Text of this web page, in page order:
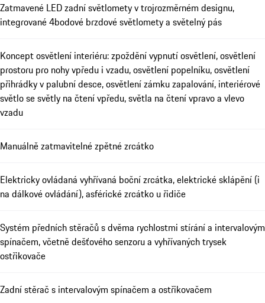
Zatmavené LED zadní světlomety v trojrozměrném designu,
integrované 4bodové brzdové světlomety a světelný pás
Koncept osvětlení interiéru: zpoždění vypnutí osvětlení, osvětlení
prostoru pro nohy vpředu i vzadu, osvětlení popelníku, osvětlení
přihrádky v palubní desce, osvětlení zámku zapalování, interiérové
světlo se světly na čtení vpředu, světla na čtení vpravo a vlevo
vzadu
Manuálně zatmavitelné zpětné zrcátko
Elektricky ovládaná vyhřívaná boční zrcátka, elektrické sklápění (i
na dálkové ovládání), asférické zrcátko u řidiče
Systém předních stěračů s dvěma rychlostmi stírání a intervalovým
spínačem, včetně dešťového senzoru a vyhřívaných trysek
ostřikovače
Zadní stěrač s intervalovým spínačem a ostřikovačem